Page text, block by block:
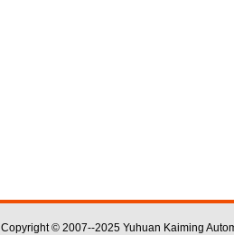
Copyright © 2007--2025 Yuhuan Kaiming